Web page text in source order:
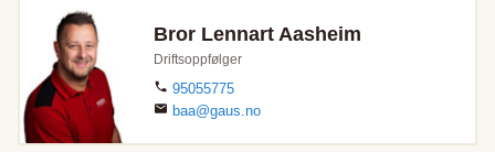
Bror Lennart Aasheim
Driftsoppfølger
95055775
baa@gaus.no